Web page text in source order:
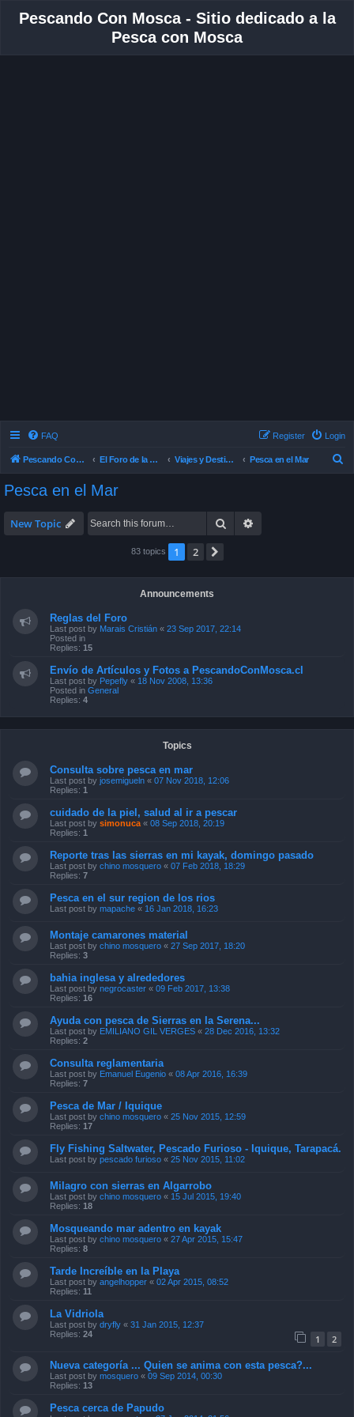
Pescando Con Mosca - Sitio dedicado a la
Pesca con Mosca
FAQ Login
Register
Pescando Con Mosca El Foro de la Pesca con Mosca en Chile Viajes y Destinos de Pesca Pesca en el Mar
Pesca en el Mar
New Topic Search
83 topics 1 2
Announcements
Reglas del Foro
Last post by Marais Cristián « 23 Sep 2017, 22:14
Posted in
Replies: 15
Envío de Artículos y Fotos a PescandoConMosca.cl
Last post by Pepefly « 18 Nov 2008, 13:36
Posted in General
Replies: 4
Topics
Consulta sobre pesca en mar
Last post by josemigueln « 07 Nov 2018, 12:06
Replies: 1
cuidado de la piel, salud al ir a pescar
Last post by simonuca « 08 Sep 2018, 20:19
Replies: 1
Reporte tras las sierras en mi kayak, domingo pasado
Last post by chino mosquero « 07 Feb 2018, 18:29
Replies: 7
Pesca en el sur region de los rios
Last post by mapache « 16 Jan 2018, 16:23
Montaje camarones material
Last post by chino mosquero « 27 Sep 2017, 18:20
Replies: 3
bahia inglesa y alrededores
Last post by negrocaster « 09 Feb 2017, 13:38
Replies: 16
Ayuda con pesca de Sierras en la Serena...
Last post by EMILIANO GIL VERGES « 28 Dec 2016, 13:32
Replies: 2
Consulta reglamentaria
Last post by Emanuel Eugenio « 08 Apr 2016, 16:39
Replies: 7
Pesca de Mar / Iquique
Last post by chino mosquero « 25 Nov 2015, 12:59
Replies: 17
Fly Fishing Saltwater, Pescado Furioso - Iquique, Tarapacá.
Last post by pescado furioso « 25 Nov 2015, 11:02
Milagro con sierras en Algarrobo
Last post by chino mosquero « 15 Jul 2015, 19:40
Replies: 18
Mosqueando mar adentro en kayak
Last post by chino mosquero « 27 Apr 2015, 15:47
Replies: 8
Tarde Increíble en la Playa
Last post by angelhopper « 02 Apr 2015, 08:52
Replies: 11
La Vidriola
Last post by dryfly « 31 Jan 2015, 12:37
Replies: 24 1 2
Nueva categoría ... Quien se anima con esta pesca?...
Last post by mosquero « 09 Sep 2014, 00:30
Replies: 13
Pesca cerca de Papudo